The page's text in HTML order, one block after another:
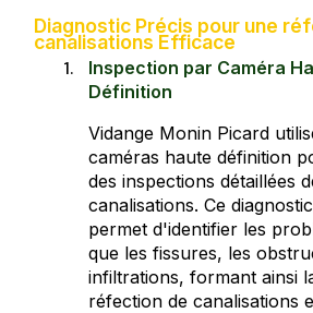
Diagnostic Précis pour une
canalisations Efficace
Inspection par Caméra
Définition
Vidange Monin Picard
caméras haute définition
des inspections détaillées
canalisations. Ce
permet d'identifier les
que les fissures, les
infiltrations, formant ainsi
réfection de canalisations